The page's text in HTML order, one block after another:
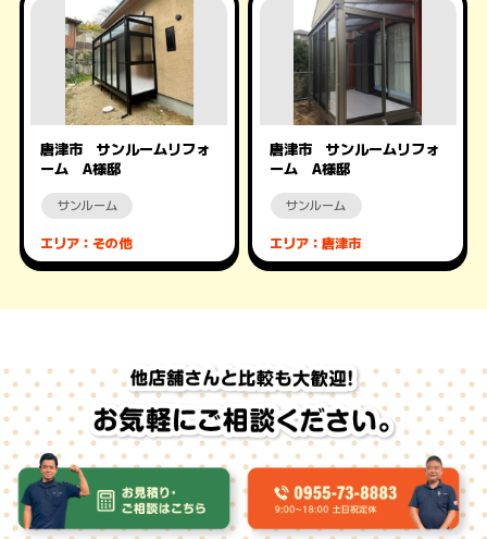
唐津市 サンルームリフォ
ーム A様邸
サンルーム
エリア：その他
唐津市 サンルームリフォ
ーム A様邸
サンルーム
エリア：唐津市